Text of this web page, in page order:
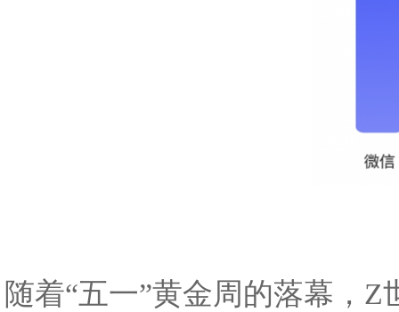
随着“五一”黄金周的落幕，